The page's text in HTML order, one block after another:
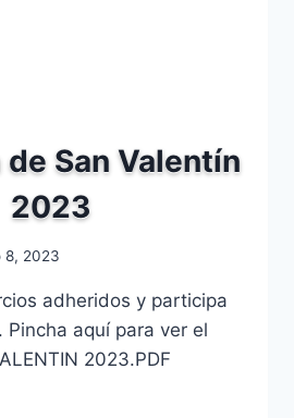
de San Valentín
2023
8, 2023
adheridos y participa
Pincha aquí para ver el
2023.PDF